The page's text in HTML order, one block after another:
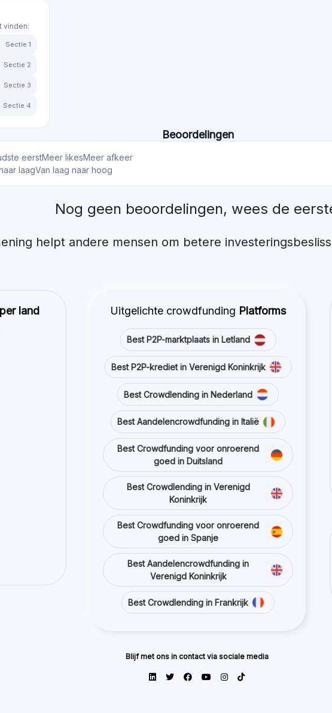
vinden:
Sectie 1
Sectie 2
Sectie 3
Sectie 4
Beoordelingen
eerstMeer likesMeer afkeer
laagVan laag naar hoog
Nog geen beoordelingen, wees de
helpt andere mensen om betere
per land Uitgelichte crowdfunding Platforms
Best P2P-marktplaats in Letland
Best P2P-krediet in Verenigd Koninkrijk
Best Crowdlending in Nederland
Best Aandelencrowdfunding in Italië
Best Crowdfunding voor onroerend
goed in Duitsland
Best Crowdlending in Verenigd
Koninkrijk
Best Crowdfunding voor onroerend
goed in Spanje
Best Aandelencrowdfunding in
Verenigd Koninkrijk
Best Crowdlending in Frankrijk
Blijf met ons in contact via sociale media